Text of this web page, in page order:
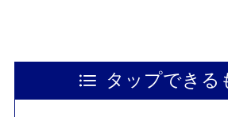
タップできる